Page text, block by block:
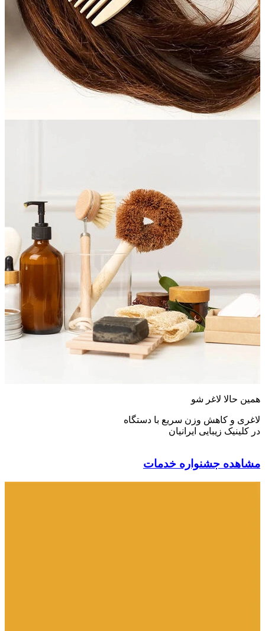
همین حالا لاغر شو
لاغری و کاهش وزن سریع با دستگاه
در کلینیک زیبایی ایرانیان
مشاهده جشنواره خدمات